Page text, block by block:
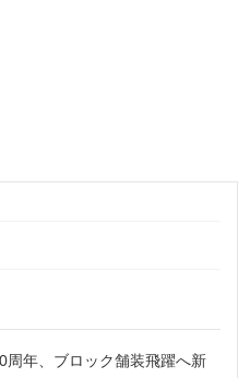
周年、ブロック舗装飛躍へ新